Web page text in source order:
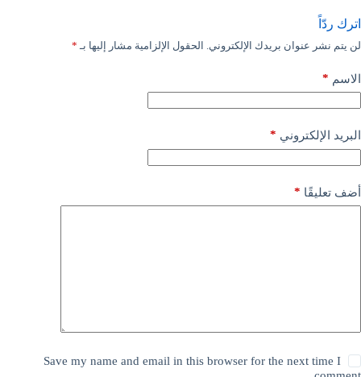
اترك ردّاً
لن يتم نشر عنوان بريدك الإلكتروني. الحقول الإلزامية مشار إليها بـ *
الاسم *
البريد الإلكتروني *
أضف تعليقًا *
Save my name and email in this browser for the next time I